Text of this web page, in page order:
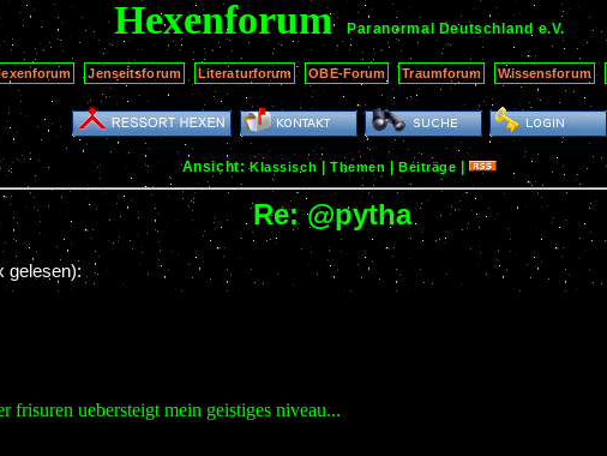
Hexenforum Paranormal Deutschland e.V.
Jenseitsforum Literaturforum OBE-Forum Traumforum Wissensforum
Ansicht:Klassisch Themen |Beiträge |
Re: @pytha
gelesen):
frisuren uebersteigt mein geistiges niveau...